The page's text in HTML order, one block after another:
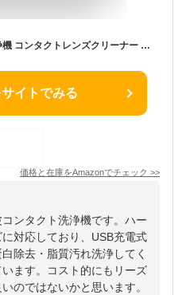
Blumway 超音波コンタクト洗浄機 コンタクトレンズクリーナー ミニ超音波洗浄器 58000HZ 脂質汚れ洗浄 蛋白除去 USB充電式 コンパクトで携帯便利 遠足、野営、キャンプ、日常生活必需品 ソフトレンズ、ハードレンズ、カラコン適用 日本語取説付き(ホワイト)
イトでみる
価格と在庫をAmazonでチェック >>
ンタクト洗浄機です。ハー
対応しており、USB充電式
除去・脂質汚れ洗浄してく
ます。コスト的にもリーズ
のではないかと思います。